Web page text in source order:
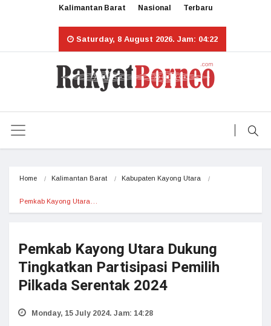
Kalimantan Barat Nasional Terbaru
Saturday, 8 August 2026. Jam: 04:22
Home Kalimantan Barat Kabupaten Kayong Utara
Pemkab Kayong Utara…
Pemkab Kayong Utara Dukung
Tingkatkan Partisipasi Pemilih
Pilkada Serentak 2024
Monday, 15 July 2024. Jam: 14:28